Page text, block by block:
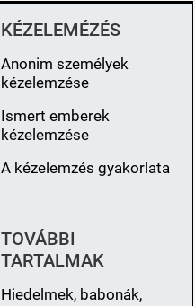
KÉZELEMÉZÉS
Anonim személyek
kézelemzése
Ismert emberek
kézelemzése
A kézelemzés gyakorlata
TOVÁBBI
TARTALMAK
Hiedelmek, babonák,